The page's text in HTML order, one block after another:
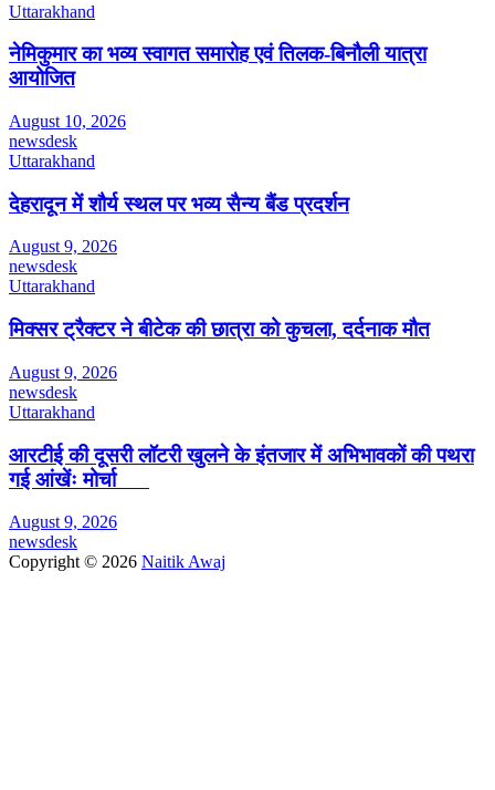
Uttarakhand
नेमिकुमार का भव्य स्वागत समारोह एवं तिलक-बिनौली यात्रा
आयोजित
August 10, 2026
newsdesk
Uttarakhand
देहरादून में शौर्य स्थल पर भव्य सैन्य बैंड प्रदर्शन
August 9, 2026
newsdesk
Uttarakhand
मिक्सर ट्रैक्टर ने बीटेक की छात्रा को कुचला, दर्दनाक मौत
August 9, 2026
newsdesk
Uttarakhand
आरटीई की दूसरी लॉटरी खुलने के इंतजार में अभिभावकों की पथरा
गई आंखेंः मोर्चा
August 9, 2026
newsdesk
Copyright © 2026 Naitik Awaj